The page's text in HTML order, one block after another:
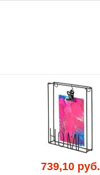
739,10 руб.